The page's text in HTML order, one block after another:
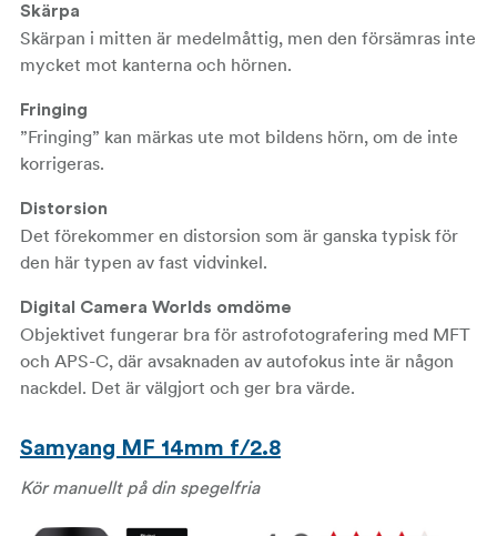
Skärpa
Skärpan i mitten är medelmåttig, men den försämras inte
mycket mot kanterna och hörnen.
Fringing
”Fringing” kan märkas ute mot bildens hörn, om de inte
korrigeras.
Distorsion
Det förekommer en distorsion som är ganska typisk för
den här typen av fast vidvinkel.
Digital Camera Worlds omdöme
Objektivet fungerar bra för astrofotografering med MFT
och APS-C, där avsaknaden av autofokus inte är någon
nackdel. Det är välgjort och ger bra värde.
Samyang MF 14mm f/2.8
Kör manuellt på din spegelfria